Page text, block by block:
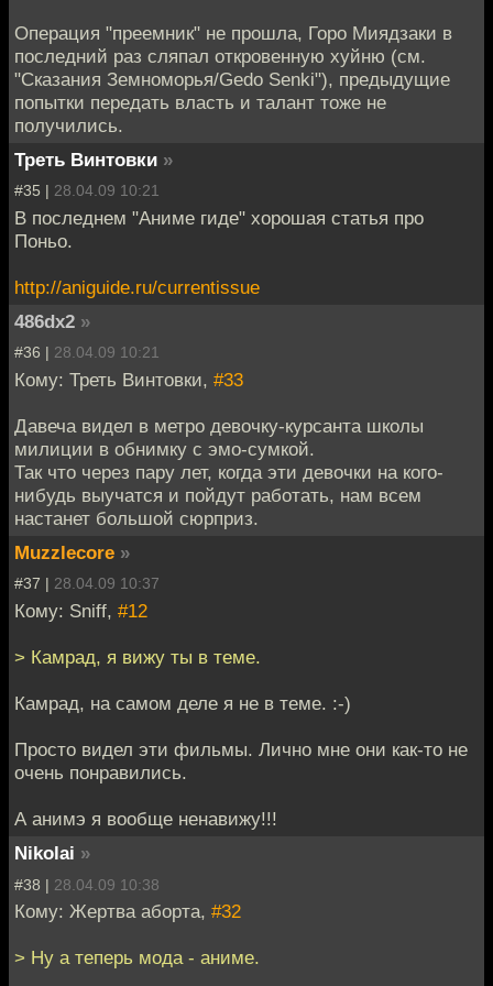
Операция "преемник" не прошла, Горо Миядзаки в
последний раз сляпал откровенную хуйню (см.
"Сказания Земноморья/Gedo Senki"), предыдущие
попытки передать власть и талант тоже не
получились.
Треть Винтовки »
#35 | 28.04.09 10:21
В последнем "Аниме гиде" хорошая статья про
Поньо.
http://aniguide.ru/currentissue
486dx2 »
#36 | 28.04.09 10:21
Кому: Треть Винтовки, #33
Давеча видел в метро девочку-курсанта школы
милиции в обнимку с эмо-сумкой.
Так что через пару лет, когда эти девочки на кого-
нибудь выучатся и пойдут работать, нам всем
настанет большой сюрприз.
Muzzlecore »
#37 | 28.04.09 10:37
Кому: Sniff, #12
> Камрад, я вижу ты в теме.
Камрад, на самом деле я не в теме. :-)
Просто видел эти фильмы. Лично мне они как-то не
очень понравились.
А анимэ я вообще ненавижу!!!
Nikolai »
#38 | 28.04.09 10:38
Кому: Жертва аборта, #32
> Ну а теперь мода - аниме.